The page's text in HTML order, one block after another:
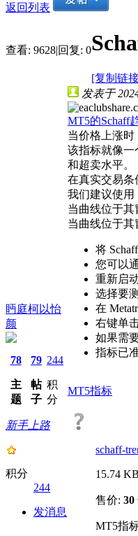
返回列表
查看: 9628|回复: 0
[复制链
眄庭柯以怡
颜
78
主
题
79
帖
子
244
积
分
新手上路
积分
244
发消息
发表于
MT5的Schaff
当价格上涨时
该指标就像一
和超卖水平。
在真实交易条
我们建议使用
当曲线位于其
当曲线位于其
将
您可以
重新启
选择要
在
右键单
如果需
指标已
MT5指标
schaff-
15.74
售价: 30
MT5指